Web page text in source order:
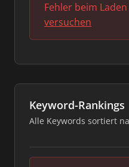
Fehler beim
versuchen
Keyword-Rankings
Alle Keywords sortiert